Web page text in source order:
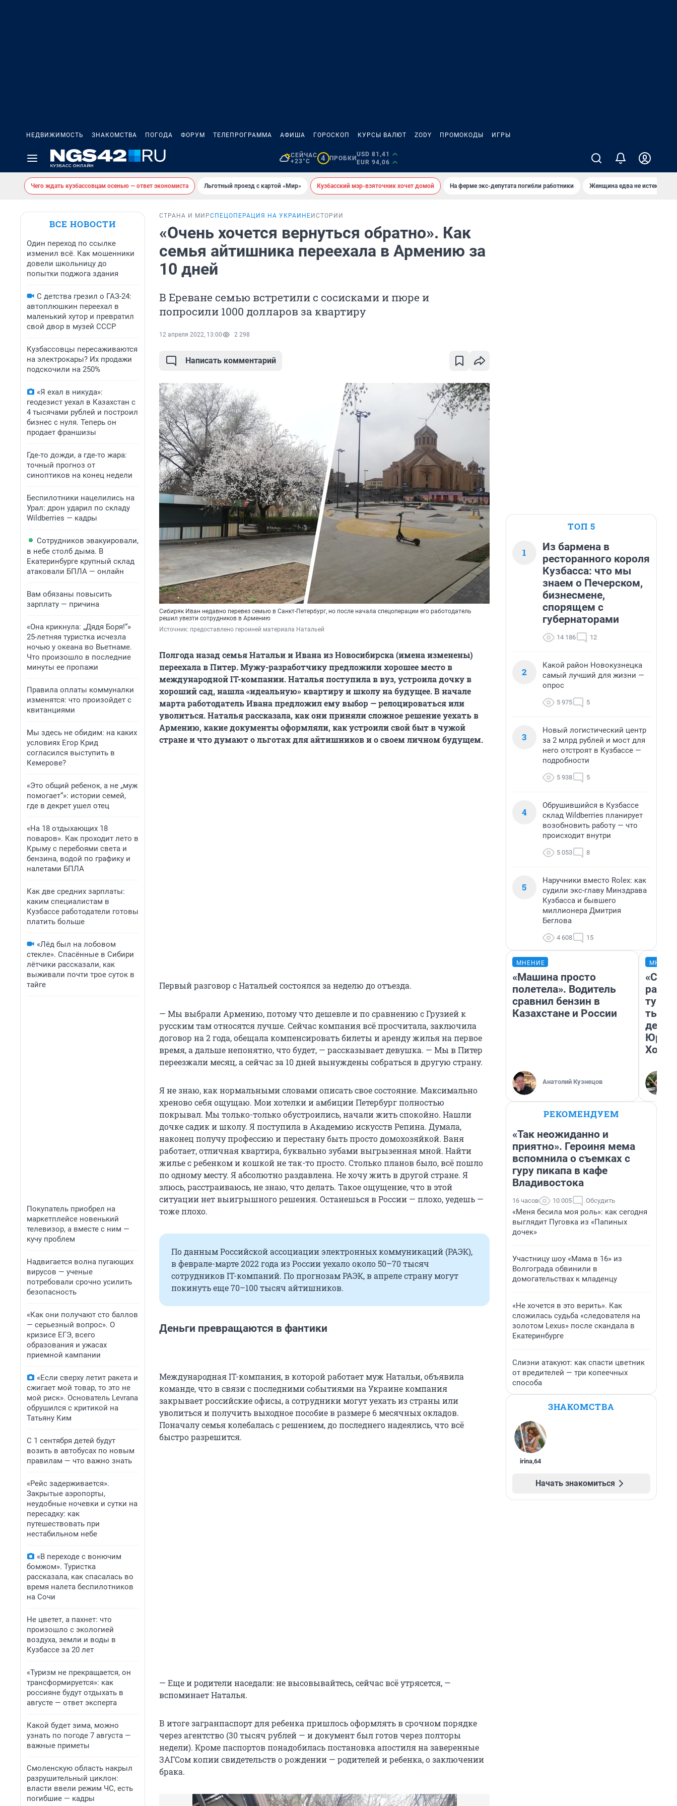
НЕДВИЖИМОСТЬ ЗНАКОМСТВА ПОГОДА ФОРУМ ТЕЛЕПРОГРАММА АФИША ГОРОСКОП КУРСЫ ВАЛЮТ ZODY ПРОМОКОДЫ ИГРЫ
СЕЙЧАС
+23°C
4 ПРОБКИ
USD 81,41
EUR 94,06
Чего ждать кузбассовцам осенью — ответ экономиста Льготный проезд с картой «Мир» Кузбасский мэр-взяточник хочет домой На ферме экс-депутата погибли работники Женщина едва не истекла
ВСЕ НОВОСТИ
Один переход по ссылке
изменил всё. Как мошенники
довели школьницу до
попытки поджога здания
С детства грезил о ГАЗ-24:
автоплюшкин переехал в
маленький хутор и превратил
свой двор в музей СССР
Кузбассовцы пересаживаются
на электрокары? Их продажи
подскочили на 250%
«Я ехал в никуда»:
геодезист уехал в Казахстан с
4 тысячами рублей и построил
бизнес с нуля. Теперь он
продает франшизы
Где-то дожди, а где-то жара:
точный прогноз от
синоптиков на конец недели
Беспилотники нацелились на
Урал: дрон ударил по складу
Wildberries — кадры
Сотрудников эвакуировали,
в небе столб дыма. В
Екатеринбурге крупный склад
атаковали БПЛА — онлайн
Вам обязаны повысить
зарплату — причина
«Она крикнула: „Дядя Боря!“»
25-летняя туристка исчезла
ночью у океана во Вьетнаме.
Что произошло в последние
минуты ее пропажи
Правила оплаты коммуналки
изменятся: что произойдет с
квитанциями
Мы здесь не обидим: на каких
условиях Егор Крид
согласился выступить в
Кемерове?
«Это общий ребенок, а не „муж
помогает“»: истории семей,
где в декрет ушел отец
«На 18 отдыхающих 18
поваров». Как проходит лето в
Крыму с перебоями света и
бензина, водой по графику и
налетами БПЛА
Как две средних зарплаты:
каким специалистам в
Кузбассе работодатели готовы
платить больше
«Лёд был на лобовом
стекле». Спасённые в Сибири
лётчики рассказали, как
выживали почти трое суток в
тайге
Покупатель приобрел на
маркетплейсе новенький
телевизор, а вместе с ним —
кучу проблем
Надвигается волна пугающих
вирусов — ученые
потребовали срочно усилить
безопасность
«Как они получают сто баллов
— серьезный вопрос». О
кризисе ЕГЭ, всего
образования и ужасах
приемной кампании
«Если сверху летит ракета и
сжигает мой товар, то это не
мой риск». Основатель Levrana
обрушился с критикой на
Татьяну Ким
С 1 сентября детей будут
возить в автобусах по новым
правилам — что важно знать
«Рейс задерживается».
Закрытые аэропорты,
неудобные ночевки и сутки на
пересадку: как
путешествовать при
нестабильном небе
«В переходе с вонючим
бомжом». Туристка
рассказала, как спасалась во
время налета беспилотников
на Сочи
Не цветет, а пахнет: что
произошло с экологией
воздуха, земли и воды в
Кузбассе за 20 лет
«Туризм не прекращается, он
трансформируется»: как
россияне будут отдыхать в
августе — ответ эксперта
Какой будет зима, можно
узнать по погоде 7 августа —
важные приметы
Смоленскую область накрыл
разрушительный циклон:
власти ввели режим ЧС, есть
погибшие — кадры
СТРАНА И МИРСПЕЦОПЕРАЦИЯ НА УКРАИНЕ ИСТОРИИ
«Очень хочется вернуться обратно». Как
семья айтишника переехала в Армению за
10 дней
В Ереване семью встретили с сосисками и пюре и
попросили 1000 долларов за квартиру
12 апреля 2022, 13:00 2 298
Написать комментарий
Сибиряк Иван недавно перевез семью в Санкт-Петербург, но после начала спецоперации его работодатель
решил увезти сотрудников в Армению
Источник: предоставлено героиней материала Натальей
Полгода назад семья Натальи и Ивана из Новосибирска (имена изменены)
переехала в Питер. Мужу-разработчику предложили хорошее место в
международной IT-компании. Наталья поступила в вуз, устроила дочку в
хороший сад, нашла «идеальную» квартиру и школу на будущее. В начале
марта работодатель Ивана предложил ему выбор — релоцироваться или
уволиться. Наталья рассказала, как они приняли сложное решение уехать в
Армению, какие документы оформляли, как устроили свой быт в чужой
стране и что думают о льготах для айтишников и о своем личном будущем.
Первый разговор с Натальей состоялся за неделю до отъезда.
— Мы выбрали Армению, потому что дешевле и по сравнению с Грузией к
русским там относятся лучше. Сейчас компания всё просчитала, заключила
договор на 2 года, обещала компенсировать билеты и аренду жилья на первое
время, а дальше непонятно, что будет, — рассказывает девушка. — Мы в Питер
переезжали месяц, а сейчас за 10 дней вынуждены собраться в другую страну.
Я не знаю, как нормальными словами описать свое состояние. Максимально
хреново себя ощущаю. Мои хотелки и амбиции Петербург полностью
покрывал. Мы только-только обустроились, начали жить спокойно. Нашли
дочке садик и школу. Я поступила в Академию искусств Репина. Думала,
наконец получу профессию и перестану быть просто домохозяйкой. Ваня
работает, отличная квартира, буквально зубами выгрызенная мной. Найти
жилье с ребенком и кошкой не так-то просто. Столько планов было, всё пошло
по одному месту. Я абсолютно раздавлена. Не хочу жить в другой стране. Я
злюсь, расстраиваюсь, не знаю, что делать. Такое ощущение, что в этой
ситуации нет выигрышного решения. Останешься в России — плохо, уедешь —
тоже плохо.
По данным Российской ассоциации электронных коммуникаций (РАЭК),
в феврале-марте 2022 года из России уехало около 50–70 тысяч
сотрудников IТ-компаний. По прогнозам РАЭК, в апреле страну могут
покинуть еще 70–100 тысяч айтишников.
Деньги превращаются в фантики
Международная IT-компания, в которой работает муж Натальи, объявила
команде, что в связи с последними событиями на Украине компания
закрывает российские офисы, а сотрудники могут уехать из страны или
уволиться и получить выходное пособие в размере 6 месячных окладов.
Поначалу семья колебалась с решением, до последнего надеялись, что всё
быстро разрешится.
— Еще и родители наседали: не высовывайтесь, сейчас всё утрясется, —
вспоминает Наталья.
В итоге загранпаспорт для ребенка пришлось оформлять в срочном порядке
через агентство (30 тысяч рублей — и документ был готов через полторы
недели). Кроме паспортов понадобилась постановка апостиля на заверенные
ЗАГСом копии свидетельств о рождении — родителей и ребенка, о заключении
брака.
ТОП 5
1
Из бармена в
ресторанного короля
Кузбасса: что мы
знаем о Печерском,
бизнесмене,
спорящем с
губернаторами
14 186 12
2
Какой район Новокузнецка
самый лучший для жизни —
опрос
5 975 5
3
Новый логистический центр
за 2 млрд рублей и мост для
него отстроят в Кузбассе —
подробности
5 938 5
4
Обрушившийся в Кузбассе
склад Wildberries планирует
возобновить работу — что
происходит внутри
5 053 8
5
Наручники вместо Rolex: как
судили экс-главу Минздрава
Кузбасса и бывшего
миллионера Дмитрия
Беглова
4 608 15
МНЕНИЕ
«Машина просто
полетела». Водитель
сравнил бензин в
Казахстане и России
Анатолий Кузнецов
день
РЕКОМЕНДУЕМ
«Так неожиданно и
приятно». Героиня мема
вспомнила о съемках с
гуру пикапа в кафе
Владивостока
16 часов 10 005 Обсудить
«Меня бесила моя роль»: как сегодня
выглядит Пуговка из «Папиных
дочек»
Участницу шоу «Мама в 16» из
Волгограда обвинили в
домогательствах к младенцу
«Не хочется в это верить». Как
сложилась судьба «следователя на
золотом Lexus» после скандала в
Екатеринбурге
Слизни атакуют: как спасти цветник
от вредителей — три копеечных
способа
ЗНАКОМСТВА
irina,64
Начать знакомиться